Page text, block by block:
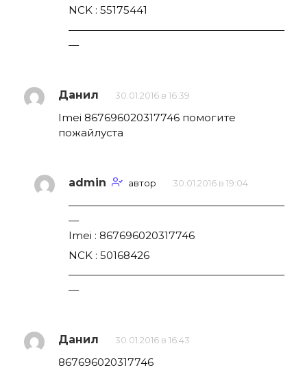
NCK : 55175441
—————————————————————
—
Данил 30.01.2016 в 16:39
Imei 867696020317746 помогите
пожайлуста
admin автор 30.01.2016 в 19:04
—————————————————————
—
Imei : 867696020317746
NCK : 50168426
—————————————————————
—
Данил 30.01.2016 в 16:43
867696020317746